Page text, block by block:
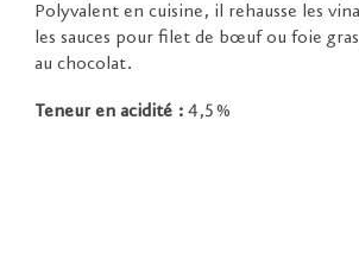
Polyvalent en cuisine, il rehausse les
les sauces pour filet de bœuf ou foie
au chocolat.
Teneur en acidité : 4,5 %